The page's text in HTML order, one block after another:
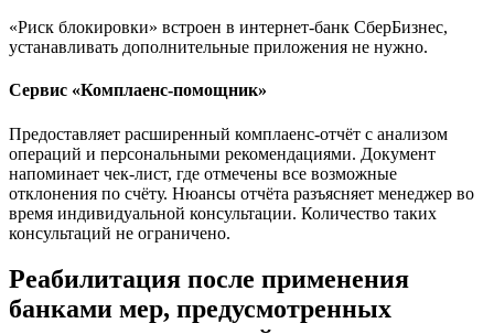
«Риск блокировки» встроен в интернет-банк СберБизнес,
устанавливать дополнительные приложения не нужно.
Сервис «Комплаенс-помощник»
Предоставляет расширенный комплаенс-отчёт с анализом
операций и персональными рекомендациями. Документ
напоминает чек-лист, где отмечены все возможные
отклонения по счёту. Нюансы отчёта разъясняет менеджер во
время индивидуальной консультации. Количество таких
консультаций не ограничено.
Реабилитация после применения
банками мер, предусмотренных